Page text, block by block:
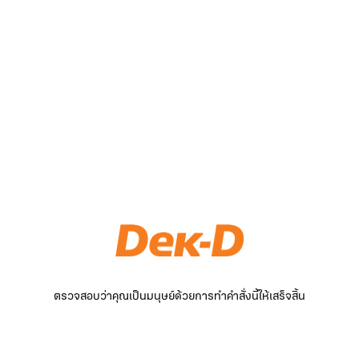
ตรวจสอบว่าคุณเป็นมนุษย์ด้วยการทำคำสั่งนี้ให้เสร็จสิ้น